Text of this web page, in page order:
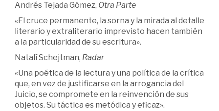
Andrés Tejada Gómez, Otra Parte
«El cruce permanente, la sorna y la mirada al detalle
literario y extraliterario imprevisto hacen también
a la particularidad de su escritura».
Natalí Schejtman, Radar
«Una poética de la lectura y una política de la crítica
que, en vez de justificarse en la arrogancia del
Juicio, se compromete en la reinvención de sus
objetos. Su táctica es metódica y eficaz».